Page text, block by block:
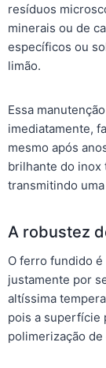
resíduos
minerais ou de
específicos ou
limão.
Essa
imediatamente,
mesmo após
brilhante do inox
transmitindo
A robustez
O ferro fundido
justamente por
altíssima
pois a superfície
polimerização